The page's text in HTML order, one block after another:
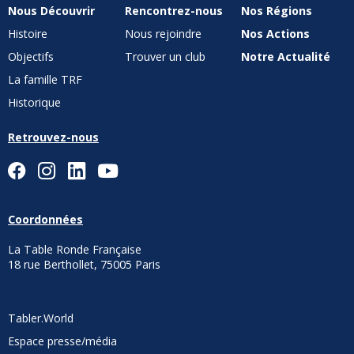
Nous Découvrir
Histoire
Objectifs
La famille TRF
Historique
Rencontrez-nous
Nous rejoindre
Trouver un club
Nos Régions
Nos Actions
Notre Actualité
Retrouvez-nous
Coordonnées
La Table Ronde Française
18 rue Berthollet, 75005 Paris
Tabler.World
Espace presse/média